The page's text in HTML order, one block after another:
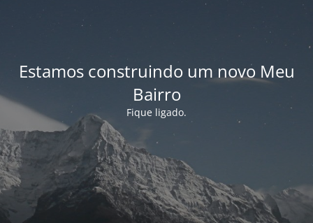
Estamos construindo um novo Meu
Bairro
Fique ligado.